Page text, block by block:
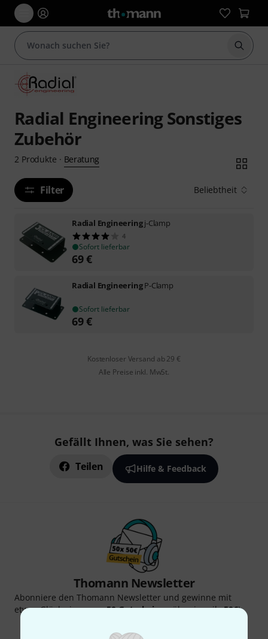
Suche
Radial Engineering Sonstiges
Zubehör
2 Produkte · Beratung
Filter Beliebtheit
Radial Engineeringj-Clamp
4
Sofort lieferbar
69€
Radial EngineeringP-Clamp
Sofort lieferbar
69€
Kostenloser Versand ab 29 €
Alle Preise inkl. MwSt.
Gefällt Ihnen, was Sie sehen?
Teilen Hilfe & Feedback
Thomann Newsletter
Abonniere den Thomann Newsletter und gewinne mit
etwas Glück einen von50 Gutscheinenüber jeweils50€!